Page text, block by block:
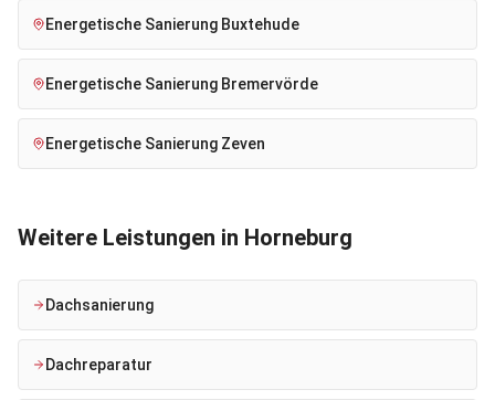
Energetische Sanierung Buxtehude
Energetische Sanierung Bremervörde
Energetische Sanierung Zeven
Weitere Leistungen in Horneburg
Dachsanierung
Dachreparatur